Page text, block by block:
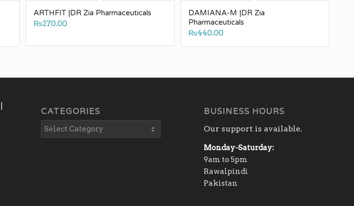
ARTHFIT |DR Zia Pharmaceuticals
₨270.00
DAMIANA-M |DR Zia
Pharmaceuticals
₨440.00
CATEGORIES BUSINESS HOURS
Our support is available.
Monday-Saturday:
9am to 5pm
Rawalpindi
Pakistan